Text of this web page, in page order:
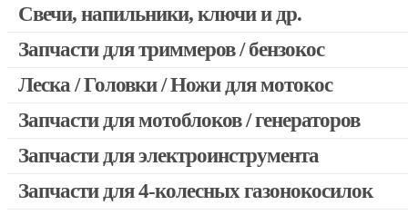
Запчасти для бензопил Oleo-mac, Echo и др.
Свечи, напильники, ключи и др.
Запчасти для триммеров / бензокос
Запчасти для Китайских триммеров
Запчасти для мотокос Stihl / Husqvarna / Oleo-mac / Echo и
Леска / Головки / Ножи для мотокос
Запчасти для мотоблоков / генераторов
Запчасти для электроинструмента
Двигатели, редукторы для шуруповертов
Запчасти для 4-колесных газонокосилок